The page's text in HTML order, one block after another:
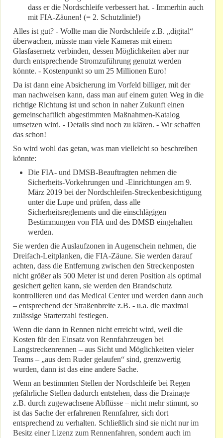
dass er die Nordschleife verbessert hat. - Immerhin auch
mit FIA-Zäunen! (= 2. Schutzlinie!)
Alles ist gut? - Wollte man die Nordschleife z.B. „digital“
überwachen, müsste man viele Kameras mit einem
Glasfasernetz verbinden, dessen Möglichkeiten aber nur
durch entsprechende Stromzuführung genutzt werden
könnte. - Kostenpunkt so um 25 Millionen Euro!
Da ist dann eine Absicherung im Vorfeld billiger, mit der
man nachweisen kann, dass man auf einem guten Weg in die
richtige Richtung ist und schon in naher Zukunft einen
gemeinschaftlich abgestimmten Maßnahmen-Katalog
umsetzen wird. - Details sind noch zu klären. - Wir schaffen
das schon!
So wird wohl das getan, was man vielleicht so beschreiben
könnte:
Die FIA- und DMSB-Beauftragten nehmen die
Sicherheits-Vorkehrungen und -Einrichtungen am 9.
März 2019 bei der Nordschleifen-Streckenbesichtigung
unter die Lupe und prüfen, dass alle
Sicherheitsreglements und die einschlägigen
Bestimmungen von FIA und des DMSB eingehalten
werden.
Sie werden die Auslaufzonen in Augenschein nehmen, die
Dreifach-Leitplanken, die FIA-Zäune. Sie werden darauf
achten, dass die Entfernung zwischen den Streckenposten
nicht größer als 500 Meter ist und deren Position als optimal
gesichert gelten kann, sie werden den Brandschutz
kontrollieren und das Medical Center und werden dann auch
– entsprechend der Straßenbreite z.B. - u.a. die maximal
zulässige Starterzahl festlegen.
Wenn die dann in Rennen nicht erreicht wird, weil die
Kosten für den Einsatz von Rennfahrzeugen bei
Langstreckenrennen – aus Sicht und Möglichkeiten vieler
Teams – „aus dem Ruder gelaufen“ sind, grenzwertig
wurden, dann ist das eine andere Sache.
Wenn an bestimmten Stellen der Nordschleife bei Regen
gefährliche Stellen dadurch entstehen, dass die Drainage –
z.B. durch zugewachsene Abflüsse – nicht mehr stimmt, so
ist das Sache der erfahrenen Rennfahrer, sich dort
entsprechend zu verhalten. Schließlich sind sie nicht nur im
Besitz einer Lizenz zum Rennenfahren, sondern auch im